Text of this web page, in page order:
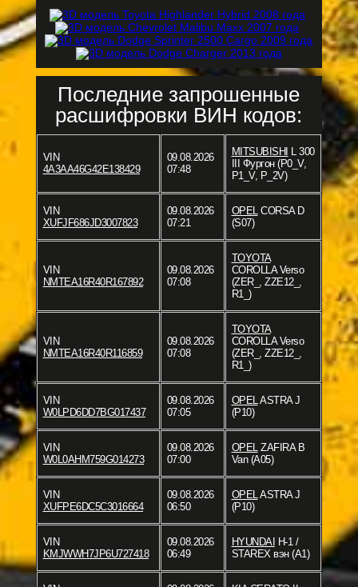
Последние запрошенные
расшифровки ВИН кодов:
VIN
4A3AA46G42E138429
09.08.2026
07:48
MITSUBISHI L 300
III Фургон (P0_V,
P1_V, P_2V)
VIN
XUFJF686JD3007823
09.08.2026
07:21
OPELCORSA D
(S07)
VIN
NMTEA16R40R167892
09.08.2026
07:08
TOYOTA
COROLLA Verso
(ZER_, ZZE12_,
R1_)
VIN
NMTEA16R40R116859
09.08.2026
07:08
TOYOTA
COROLLA Verso
(ZER_, ZZE12_,
R1_)
VIN
W0LPD6DD7BG017437
09.08.2026
07:05
OPELASTRA J
(P10)
VIN
W0L0AHM759G014273
09.08.2026
07:00
OPELZAFIRA B
Van (A05)
VIN
XUFPE6DC5C3016664
09.08.2026
06:50
OPELASTRA J
(P10)
VIN
KMJWWH7JP6U727418
09.08.2026
06:49
HYUNDAI H-1 /
STAREX вэн (A1)